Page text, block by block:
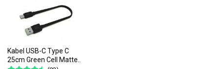
Kabel USB-C Type C
25cm Green Cell Matte..